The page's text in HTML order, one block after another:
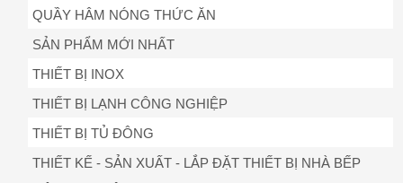
QUẦY HÂM NÓNG THỨC ĂN
SẢN PHẨM MỚI NHẤT
THIẾT BỊ INOX
THIẾT BỊ LẠNH CÔNG NGHIỆP
THIẾT BỊ TỦ ĐÔNG
THIẾT KẾ - SẢN XUẤT - LẮP ĐẶT THIẾT BỊ NHÀ BẾP